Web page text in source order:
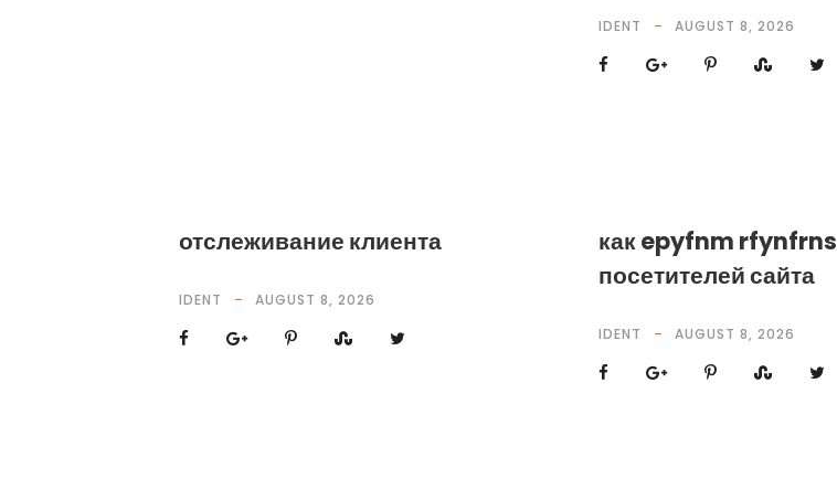
IDENT AUGUST 8, 2026
отслеживание клиента
IDENT AUGUST 8, 2026
как epyfnm rfynfrns
посетителей сайта
IDENT AUGUST 8, 2026